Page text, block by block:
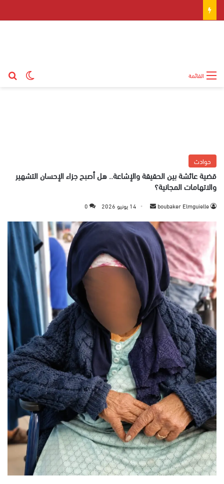
القائمة
حوادث
قضية عائشة بين الحقيقة والإشاعة.. هل أصبح جزاء الإحسان التشهير
والاتهامات المجانية؟
boubaker Elmguielle
س
ل
ب
د
إ
ك
ت
ر
و
ن
ي
ا
14 يونيو 2026 0